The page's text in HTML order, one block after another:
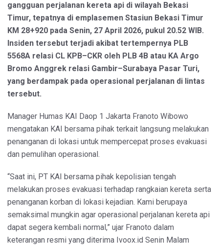
gangguan perjalanan kereta api di wilayah Bekasi
Timur, tepatnya di emplasemen Stasiun Bekasi Timur
KM 28+920 pada Senin, 27 April 2026, pukul 20.52 WIB.
Insiden tersebut terjadi akibat tertempernya PLB
5568A relasi CL KPB–CKR oleh PLB 4B atau KA Argo
Bromo Anggrek relasi Gambir–Surabaya Pasar Turi,
yang berdampak pada operasional perjalanan di lintas
tersebut.
Manager Humas KAI Daop 1 Jakarta Franoto Wibowo
mengatakan KAI bersama pihak terkait langsung melakukan
penanganan di lokasi untuk mempercepat proses evakuasi
dan pemulihan operasional.
“Saat ini, PT KAI bersama pihak kepolisian tengah
melakukan proses evakuasi terhadap rangkaian kereta serta
penanganan korban di lokasi kejadian. Kami berupaya
semaksimal mungkin agar operasional perjalanan kereta api
dapat segera kembali normal,” ujar Franoto dalam
keterangan resmi yang diterima Ivoox.id Senin Malam